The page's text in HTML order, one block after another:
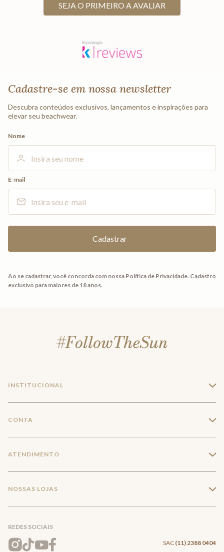
SEJA O PRIMEIRO A AVALIAR
Cadastre-se em nossa newsletter
Descubra conteúdos exclusivos, lançamentos e inspirações para
elevar seu beachwear.
Nome
E-mail
Ao se cadastrar, você concorda com nossa Política de Privacidade. Cadastro
exclusivo para maiores de 18 anos.
INSTITUCIONAL +
Trabalhe conosco
Mapa do Site
CONTA +
Meus pedidos
Wishlist
ATENDIMENTO +
Entrega e Frete
NOSSAS LOJAS +
REDES SOCIAIS
SAC (11) 2388 0404